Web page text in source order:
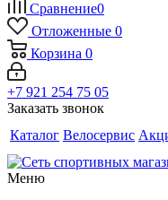
Сравнение0
Отложенные 0
Корзина 0
+7 921 254 75 05
Заказать звонок
Каталог Велосервис
Меню